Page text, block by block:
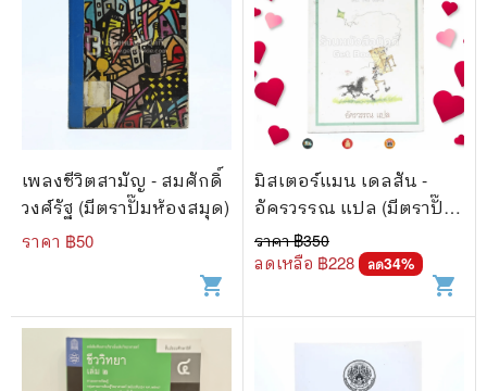
เพลงชีวิตสามัญ - สมศักดิ์
วงศ์รัฐ (มีตราปั๊มห้องสมุด)
ราคา ฿50
shopping_cart
มิสเตอร์แมน เดลสัน -
อัครวรรณ แปล (มีตราปั๊ม
ห้องสมุด)
ราคา ฿350
ลดเหลือ ฿228 ลด34%
shopping_cart